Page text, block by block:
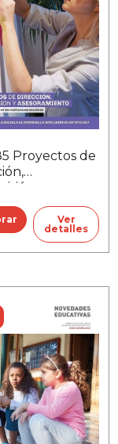
Proyectos de
y
Ver
detalles